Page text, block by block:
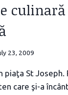
culinară
23, 2009
piaţa St Joseph.
care şi-a